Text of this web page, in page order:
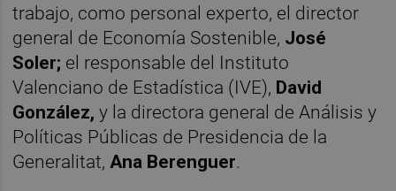
trabajo, como personal experto, el director
general de Economía Sostenible, José
Soler; el responsable del Instituto
Valenciano de Estadística (IVE), David
González, y la directora general de Análisis y
Políticas Públicas de Presidencia de la
Generalitat, Ana Berenguer.